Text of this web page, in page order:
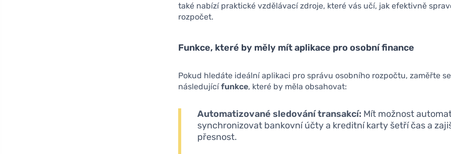
také nabízí praktické vzdělávací zdroje, které vás učí, jak efektivně
rozpočet.
Funkce, které by měly mít aplikace pro osobní finance
Pokud hledáte ideální aplikaci pro správu osobního rozpočtu, zaměřte
následujícífunkce, které by měla obsahovat:
Automatizované sledování transakcí: Mít možnost
synchronizovat bankovní účty a kreditní karty šetří čas a
přesnost.